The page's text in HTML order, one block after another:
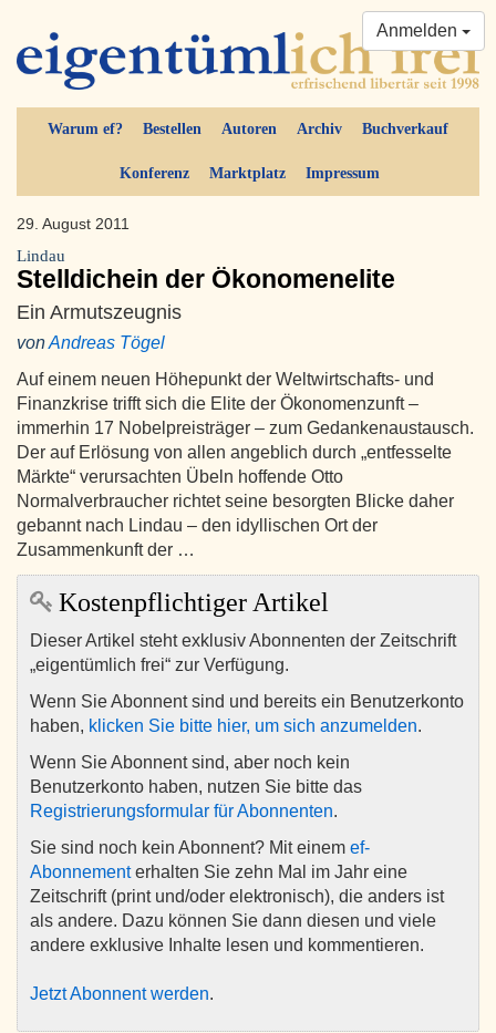
Warum ef? Bestellen Autoren Archiv Buchverkauf
Konferenz Marktplatz Impressum
Anmelden
29. August 2011
Lindau
Stelldichein der Ökonomenelite
Ein Armutszeugnis
vonAndreas Tögel
Auf einem neuen Höhepunkt der Weltwirtschafts- und
Finanzkrise trifft sich die Elite der Ökonomenzunft –
immerhin 17 Nobelpreisträger – zum Gedankenaustausch.
Der auf Erlösung von allen angeblich durch „entfesselte
Märkte“ verursachten Übeln hoffende Otto
Normalverbraucher richtet seine besorgten Blicke daher
gebannt nach Lindau – den idyllischen Ort der
Zusammenkunft der …
Kostenpflichtiger Artikel
Dieser Artikel steht exklusiv Abonnenten der Zeitschrift
„eigentümlich frei“ zur Verfügung.
Wenn Sie Abonnent sind und bereits ein Benutzerkonto
haben, klicken Sie bitte hier, um sich anzumelden.
Wenn Sie Abonnent sind, aber noch kein
Benutzerkonto haben, nutzen Sie bitte das
Registrierungsformular für Abonnenten.
Sie sind noch kein Abonnent? Mit einem ef-
Abonnementerhalten Sie zehn Mal im Jahr eine
Zeitschrift (print und/oder elektronisch), die anders ist
als andere. Dazu können Sie dann diesen und viele
andere exklusive Inhalte lesen und kommentieren.
Jetzt Abonnent werden.